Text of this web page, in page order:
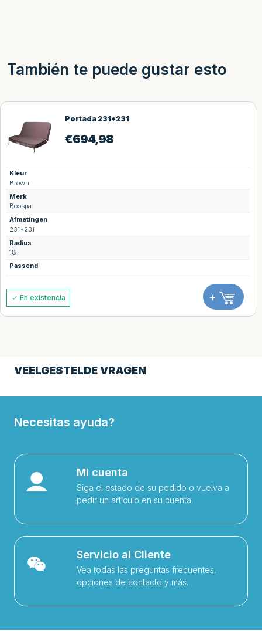
También te puede gustar esto
Portada 231*231
€694,98
Kleur
Brown
Merk
Boospa
Afmetingen
231*231
Radius
18
Passend
En existencia +
VEELGESTELDE VRAGEN
Necesitas ayuda?
Mi cuenta
Siga el estado de su pedido o vuelva a
pedir un artículo en su cuenta.
Servicio al Cliente
Vea todas las preguntas frecuentes,
opciones de contacto y más.